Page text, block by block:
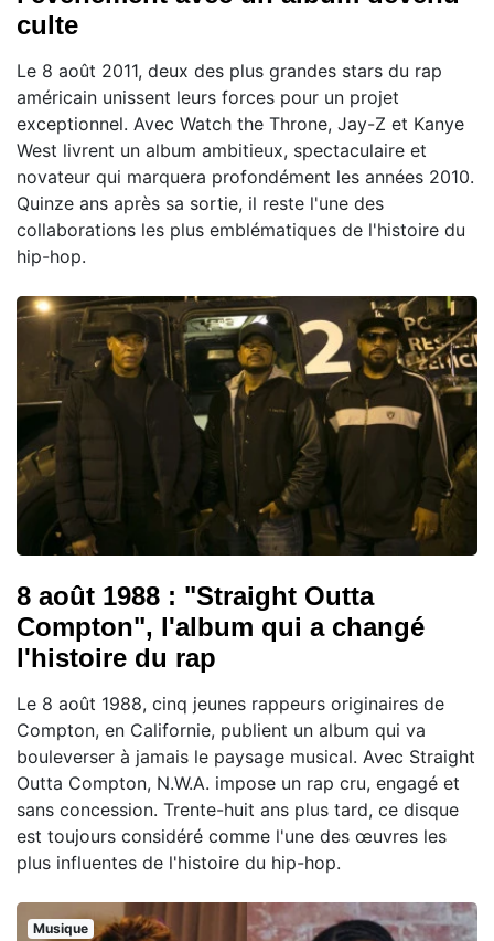
culte
Le 8 août 2011, deux des plus grandes stars du rap
américain unissent leurs forces pour un projet
exceptionnel. Avec Watch the Throne, Jay-Z et Kanye
West livrent un album ambitieux, spectaculaire et
novateur qui marquera profondément les années 2010.
Quinze ans après sa sortie, il reste l'une des
collaborations les plus emblématiques de l'histoire du
hip-hop.
8 août 1988 : "Straight Outta
Compton", l'album qui a changé
l'histoire du rap
Le 8 août 1988, cinq jeunes rappeurs originaires de
Compton, en Californie, publient un album qui va
bouleverser à jamais le paysage musical. Avec Straight
Outta Compton, N.W.A. impose un rap cru, engagé et
sans concession. Trente-huit ans plus tard, ce disque
est toujours considéré comme l'une des œuvres les
plus influentes de l'histoire du hip-hop.
Musique